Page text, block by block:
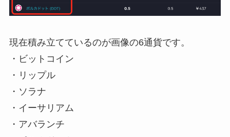
現在積み立てているのが画像の6通貨です。
・ビットコイン
・リップル
・ソラナ
・イーサリアム
・アバランチ